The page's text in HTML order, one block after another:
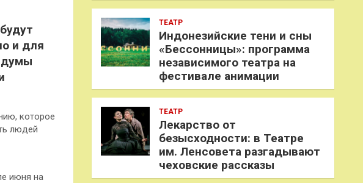
и для
которое
людей
июня на
ТЕАТР
Индонезийские тени и сны
«Бессонницы»: программа
независимого театра на
фестивале анимации
ТЕАТР
Лекарство от
безысходности: в Театре
им. Ленсовета разгадывают
чеховские рассказы